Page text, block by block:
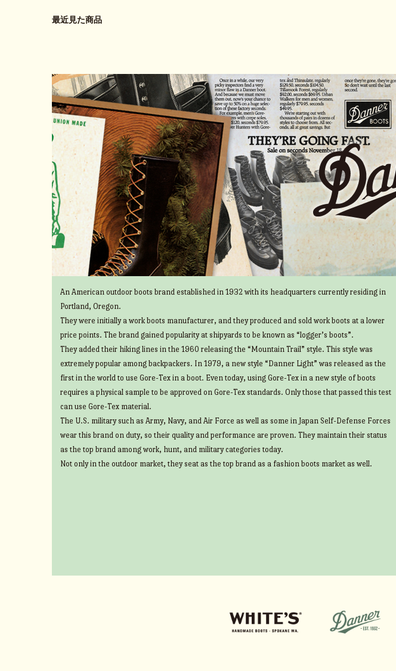
最近見た商品
An American outdoor boots brand established in 1932 with its headquarters currently residing in
Portland, Oregon.
They were initially a work boots manufacturer, and they produced and sold work boots at a lower
price points. The brand gained popularity at shipyards to be known as “logger’s boots”.
They added their hiking lines in the 1960 releasing the “Mountain Trail” style. This style was
extremely popular among backpackers. In 1979, a new style “Danner Light” was released as the
first in the world to use Gore-Tex in a boot. Even today, using Gore-Tex in a new style of boots
requires a physical sample to be approved on Gore-Tex standards. Only those that passed this test
can use Gore-Tex material.
The U.S. military such as Army, Navy, and Air Force as well as some in Japan Self-Defense Forces
wear this brand on duty, so their quality and performance are proven. They maintain their status
as the top brand among work, hunt, and military categories today.
Not only in the outdoor market, they seat as the top brand as a fashion boots market as well.